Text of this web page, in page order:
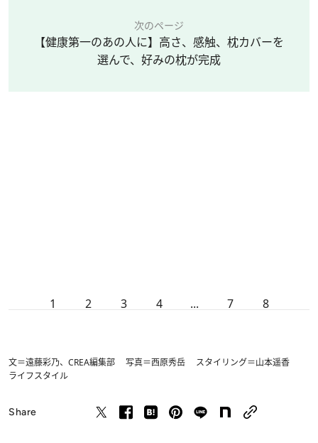
次のページ
【健康第一のあの人に】高さ、感触、枕カバーを
選んで、好みの枕が完成
1 2 3 4 ... 7 8
文＝遠藤彩乃、CREA編集部 写真＝西原秀岳 スタイリング＝山本遥香
ライフスタイル
Share